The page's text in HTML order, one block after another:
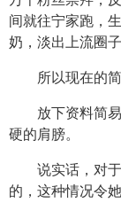
间就往宁家跑，
奶，淡出上流圈
所以现在的
放下资料简
硬的肩膀。
说实话，对
的，这种情况令